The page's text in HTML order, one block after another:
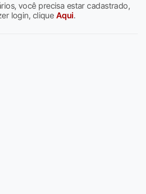
você precisa estar cadastrado,
login, clique Aqui.